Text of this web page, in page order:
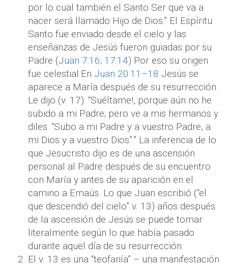
por lo cual también el Santo Ser que va a
nacer será llamado Hijo de Dios.” El Espíritu
Santo fue enviado desde el cielo y las
enseñanzas de Jesús fueron guiadas por su
Padre (Juan 7:16; 17:14) Por eso su origen
fue celestial.En Juan 20:11–18 Jesús se
aparece a María después de su resurrección.
Le dijo (v. 17): “Suéltame!, porque aún no he
subido a mi Padre; pero ve a mis hermanos y
diles: “Subo a mi Padre y a vuestro Padre, a
mi Dios y a vuestro Dios”.” La inferencia de lo
que Jesucristo dijo es de una ascensión
personal al Padre después de su encuentro
con María y antes de su aparición en el
camino a Emaús. Lo que Juan escribió (“el
que descendió del cielo” v. 13) años después
de la ascensión de Jesús se puede tomar
literalmente según lo que había pasado
durante aquel día de su resurrección.
El v. 13 es una “teofanía” – una manifestación